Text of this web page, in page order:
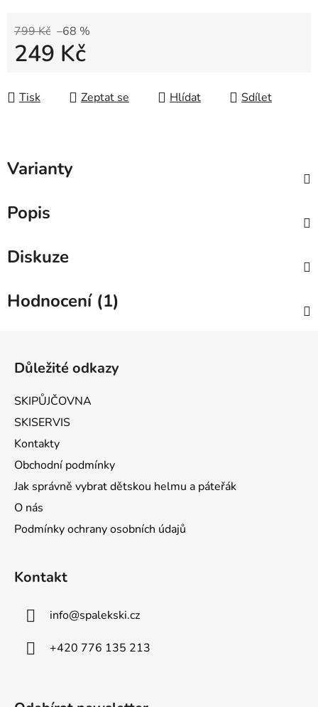
799 Kč –68 %
249 Kč
Tisk
Zeptat se Hlídat Sdílet
Varianty
Popis
Diskuze
Hodnocení (1)
Důležité odkazy
SKIPŮJČOVNA
SKISERVIS
Kontakty
Obchodní podmínky
Jak správně vybrat dětskou helmu a páteřák
O nás
Podmínky ochrany osobních údajů
Kontakt
info@spalekski.cz
+420 776 135 213